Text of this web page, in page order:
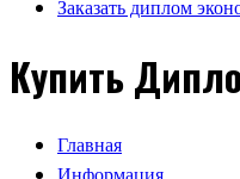
Заказать диплом
Купить
Главная